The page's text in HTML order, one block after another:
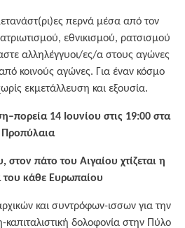
περνά μέσα από τον
εθνικισμού, ρατσισμού
αλληλέγγυοι/ες/α στους αγώνες
κοινούς αγώνες. Για έναν κόσμο
εκμετάλλευση και εξουσία.
14 Ιουνίου στις 19:00 στα
Προπύλαια
πάτο του Αιγαίου χτίζεται η
του κάθε Ευρωπαίου
και συντρόφων-ισσων για την
καπιταλιστική δολοφονία στην Πύλο